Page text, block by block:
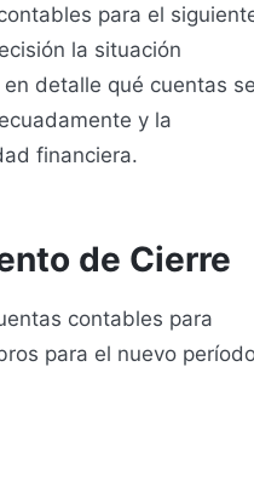
para el
la situación
detalle qué cuentas se
y la
financiera.
de Cierre
contables para
para el nuevo